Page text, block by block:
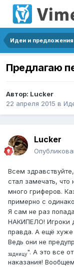
Идеи и предложения
Предлагаю
Автор: Lucker
22 апреля 2015 в
Lucker
Всем
стал замечать,
много гриферов.
примерно с
Я сам не раз
НАКИПЕЛО! Игроки
правда. А ещё хуже
Ведь они не
задницу". А это все
наказания!